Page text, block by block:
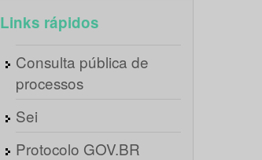
Links rápidos
Consulta pública de
processos
Sei
Protocolo GOV.BR